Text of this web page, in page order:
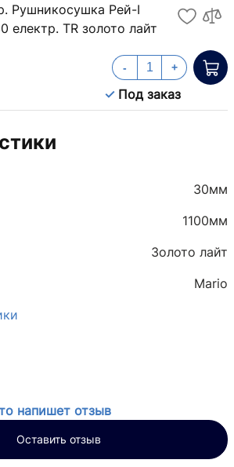
Рушникосушка Рей-І
електр. TR золото лайт
Под заказ
- +
30мм
1100мм
Золото лайт
Mario
напишет отзыв
Оставить отзыв